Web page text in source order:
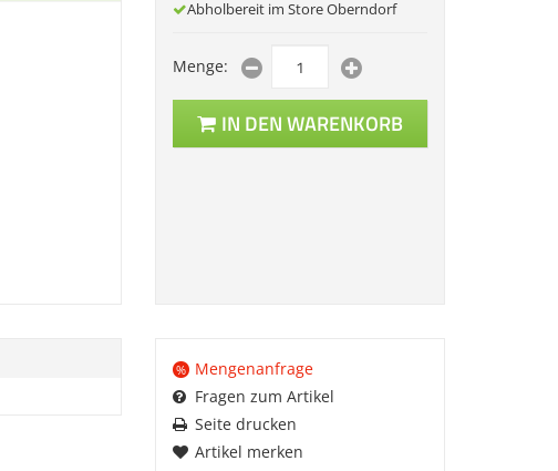
Abholbereit im Store Oberndorf
Menge:
IN DEN WARENKORB
%
Mengenanfrage
Fragen zum Artikel
Seite drucken
Artikel merken